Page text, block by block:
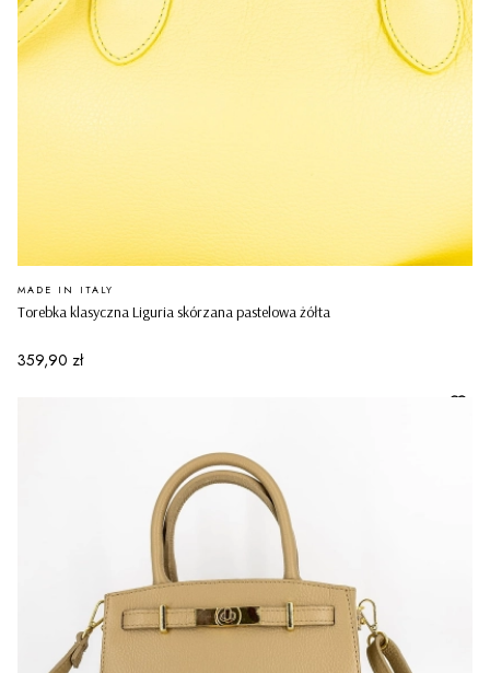
Torebka klasyczna Liguria skórzana pastelowa żółta
PRODUCENT
MADE IN ITALY
Cena
359,90 zł